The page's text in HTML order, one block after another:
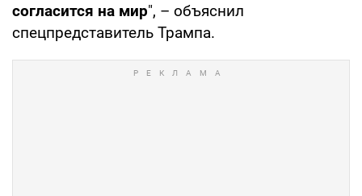
согласится на мир", – объяснил
спецпредставитель Трампа.